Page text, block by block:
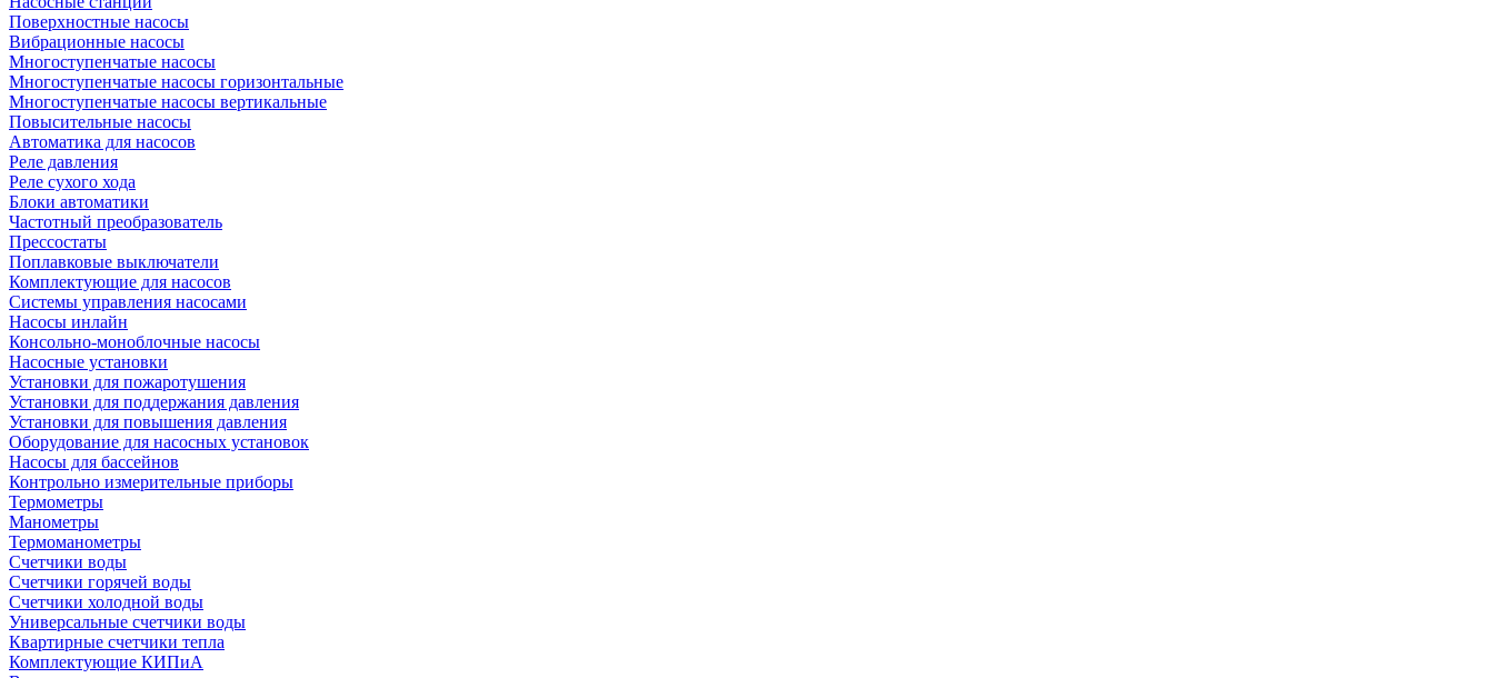
Поверхностные насосы
Вибрационные насосы
Многоступенчатые насосы
Многоступенчатые насосы горизонтальные
Многоступенчатые насосы вертикальные
Повысительные насосы
Автоматика для насосов
Реле давления
Реле сухого хода
Блоки автоматики
Частотный преобразователь
Прессостаты
Поплавковые выключатели
Комплектующие для насосов
Системы управления насосами
Насосы инлайн
Консольно-моноблочные насосы
Насосные установки
Установки для пожаротушения
Установки для поддержания давления
Установки для повышения давления
Оборудование для насосных установок
Насосы для бассейнов
Контрольно измерительные приборы
Термометры
Манометры
Термоманометры
Счетчики воды
Счетчики горячей воды
Счетчики холодной воды
Универсальные счетчики воды
Квартирные счетчики тепла
Комплектующие КИПиА